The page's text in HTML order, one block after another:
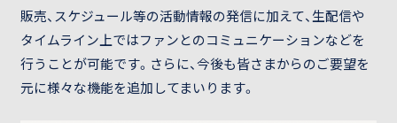
販売、スケジュール等の活動情報の発信に加えて、生配信や
タイムライン上ではファンとのコミュニケーションなどを
行うことが可能です。さらに、今後も皆さまからのご要望を
元に様々な機能を追加してまいります。